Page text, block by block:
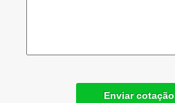
Enviar cotação